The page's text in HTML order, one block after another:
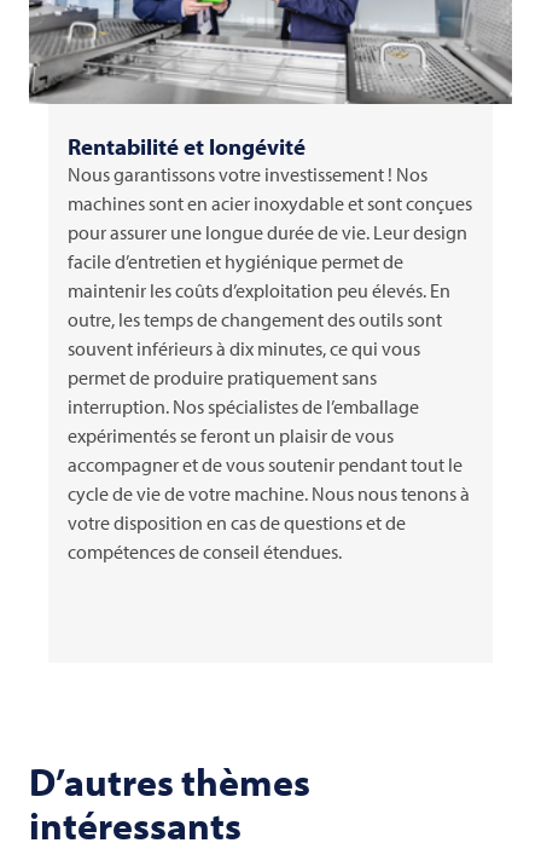
Rentabilité et longévité
Nous garantissons votre investissement ! Nos
machines sont en acier inoxydable et sont conçues
pour assurer une longue durée de vie. Leur design
facile d’entretien et hygiénique permet de
maintenir les coûts d’exploitation peu élevés. En
outre, les temps de changement des outils sont
souvent inférieurs à dix minutes, ce qui vous
permet de produire pratiquement sans
interruption. Nos spécialistes de l’emballage
expérimentés se feront un plaisir de vous
accompagner et de vous soutenir pendant tout le
cycle de vie de votre machine. Nous nous tenons à
votre disposition en cas de questions et de
compétences de conseil étendues.
D’autres thèmes
intéressants